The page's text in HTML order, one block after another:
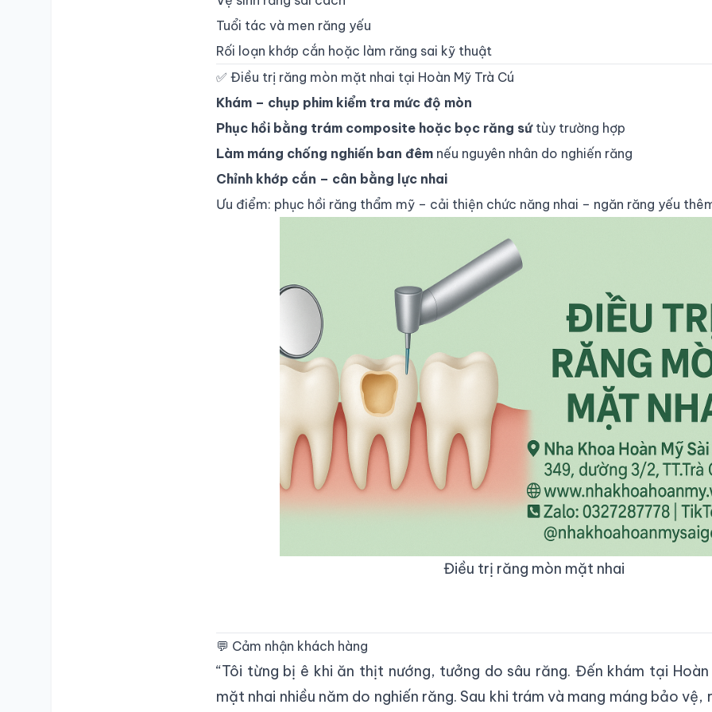
Tuổi tác và men răng yếu
Rối loạn khớp cắn hoặc làm răng sai kỹ thuật
✅ Điều trị răng mòn mặt nhai tại Hoàn Mỹ Trà Cú
Khám – chụp phim kiểm tra mức độ mòn
Phục hồi bằng trám composite hoặc bọc răng sứtùy trường hợp
Làm máng chống nghiến ban đêm nếu nguyên nhân do nghiến răng
Chỉnh khớp cắn – cân bằng lực nhai
Ưu điểm: phục hồi răng thẩm mỹ – cải thiện chức năng nhai – ngăn răng yếu
Điều trị răng mòn mặt nhai
💬 Cảm nhận khách hàng
“Tôi từng bị ê khi ăn thịt nướng, tưởng do sâu răng. Đến khám tại
mặt nhai nhiều năm do nghiến răng. Sau khi trám và mang máng bảo